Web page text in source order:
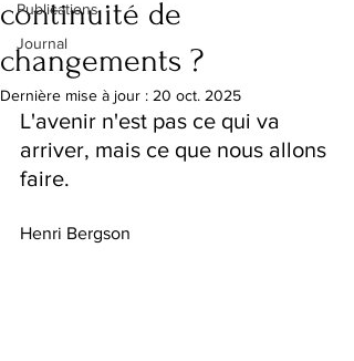
Publications
Journal
continuité de
changements ?
Dernière mise à jour : 20 oct. 2025
L'avenir n'est pas ce qui va
arriver, mais ce que nous allons
faire.
Henri Bergson